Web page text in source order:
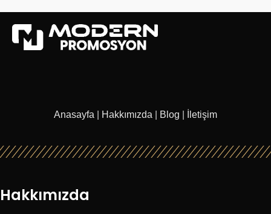
Anasayfa Hakkımızda Blog İletişim
Hakkımızda